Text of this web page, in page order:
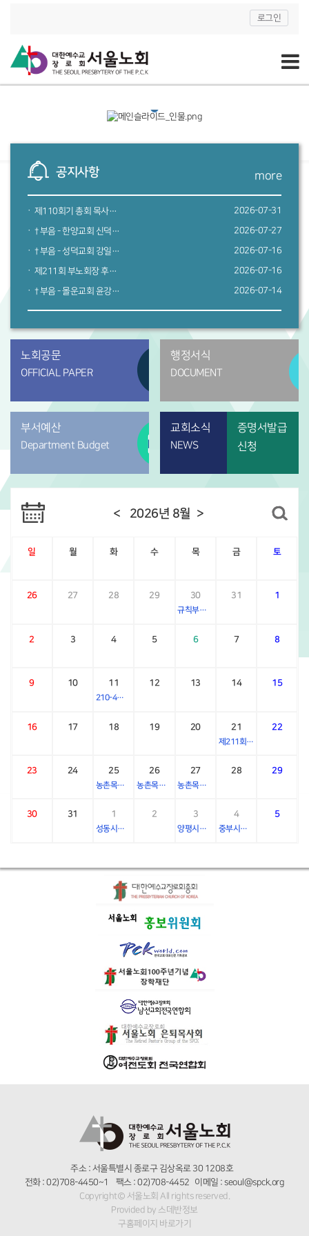
로그인
공지사항 more
제110회기 총회 목사고시 합격자 명단 2026-07-31
† 부음 - 한양교회 신덕승 목사 빙부상 2026-07-27
† 부음 - 성덕교회 강일성 목사 부친상 2026-07-16
제211회 부노회장 후보 등록 공고 2026-07-16
† 부음 - 몰운교회 윤강수 목사 빙모상 2026-07-14
노회공문
OFFICIAL PAPER
행정서식
DOCUMENT
부서예산
Department Budget
교회소식
NEWS
증명서발급
신청
< 2026년 8월 >
일 월 화 수 목 금 토
26 27 28 29 30
규칙부실행위원회
31 1
2 3 4 5 6 7 8
9 10 11
210-4차 임원회
12 13 14 15
16 17 18 19 20 21
제211회 부노회장 후보등록
22
23 24 25
농촌목회자수련회
26
농촌목회자수련회
27
농촌목회자수련회
28 29
30 31 1
성동시찰회
2 3
양평시찰회
4
중부시찰회
5
주소 : 서울특별시 종로구 김상옥로 30 1208호
전화 : 02)708-4450~1 팩스 : 02)708-4452 이메일 : seoul@spck.org
Copyright© 서울노회 All rights reserved.
Provided by 스데반정보
구홈페이지 바로가기